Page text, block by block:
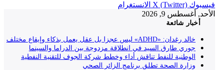
فيسبوك X (Twitter) الانستغرام
الأحد, أغسطس 9, 2026
أخبار شائعة
خالد رغدان: «ADHD» ليس عجزا بل عقل يعمل بذكاء وإيقاع مختلف
جوري طارق السيد في انطلاقة مزدوجة بين الدراما والسينما
الوطنية للنفط تناقش أداء وخطط شركة الجوف للتقنية النفطية
وزارة الصحة تطلق برنامج الزائر الصحي